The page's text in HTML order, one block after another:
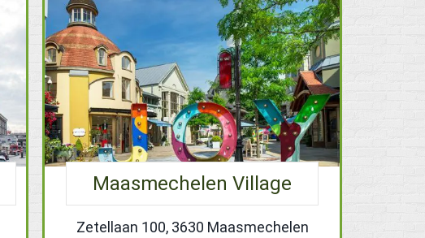
Maasmechelen Village
Zetellaan 100, 3630 Maasmechelen